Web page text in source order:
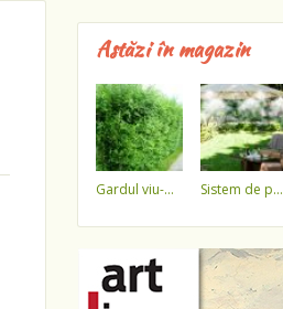
Astăzi în magazin
gardul viu-minune! sistem de pulverizare a apei